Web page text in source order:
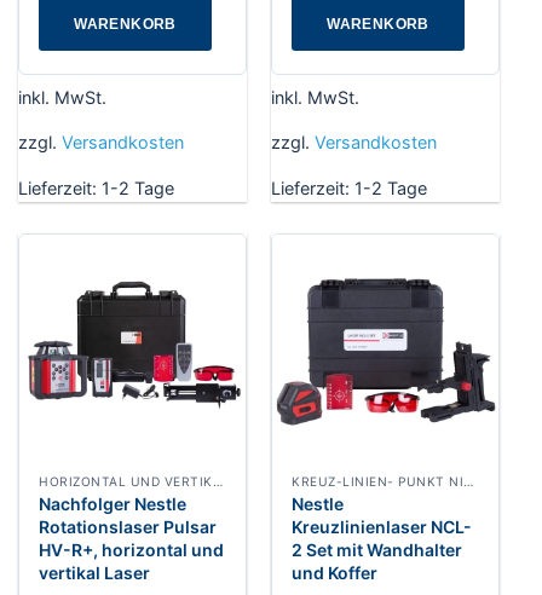
WARENKORB
inkl. MwSt.
zzgl. Versandkosten
Lieferzeit: 1-2 Tage
WARENKORB
inkl. MwSt.
zzgl. Versandkosten
Lieferzeit: 1-2 Tage
Nachfolger Nestle
Rotationslaser Pulsar
HV-R+, horizontal und
vertikal Laser
Nestle
Kreuzlinienlaser NCL-
2 Set mit Wandhalter
und Koffer